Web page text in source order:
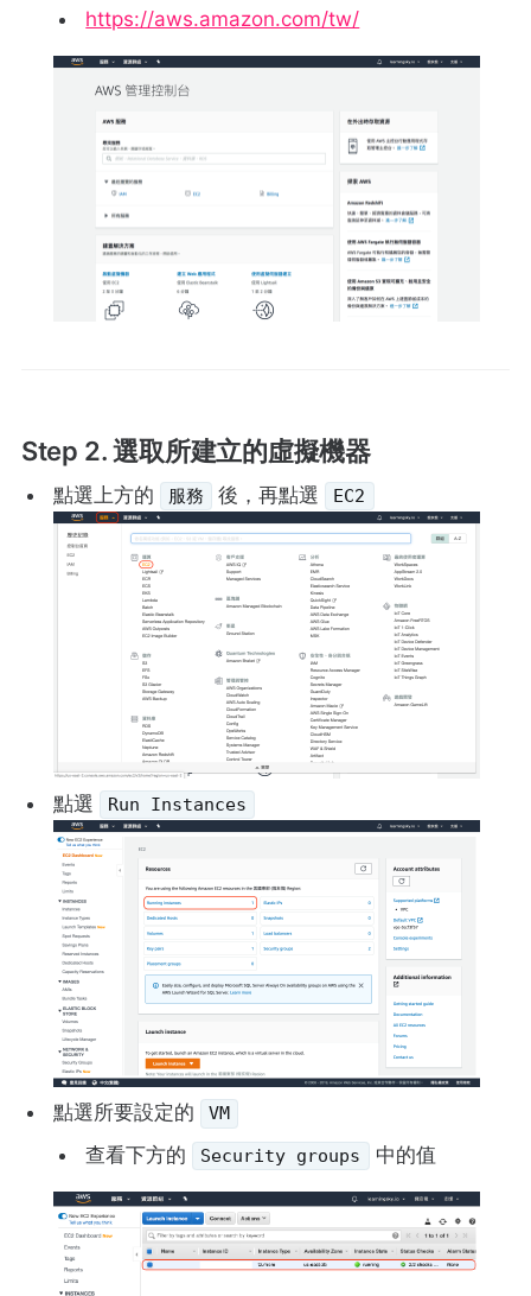
https://aws.amazon.com/tw/
Step 2. 選取所建立的虛擬機器
點選上方的 服務 後，再點選 EC2
點選 Run Instances
點選所要設定的 VM
查看下方的 Security groups 中的值